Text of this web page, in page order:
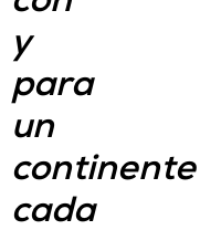
y
para
un
continente
cada